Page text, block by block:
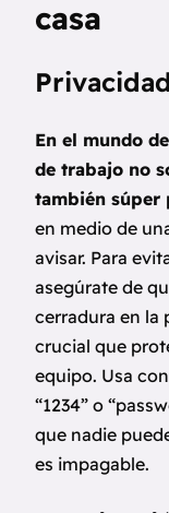
casa
En el mundo
de trabajo no
también súper
en medio de
avisar. Para
asegúrate de
cerradura en la
crucial que
equipo. Usa
“1234” o
que nadie
es impagable.